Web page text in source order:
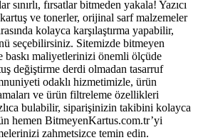
sınırlı, fırsatlar bitmeden yakala! Yazıcı
ve tonerler, orijinal sarf malzemeler
kolayca karşılaştırma yapabilir,
seçebilirsiniz. Sitemizde bitmeyen
baskı maliyetlerinizi önemli ölçüde
değiştirme derdi olmadan tasarruf
odaklı hizmetimizle, ürün
ve ürün filtreleme özellikleri
bulabilir, siparişinizin takibini kolayca
hemen BitmeyenKartus.com.tr’yi
zahmetsizce temin edin.